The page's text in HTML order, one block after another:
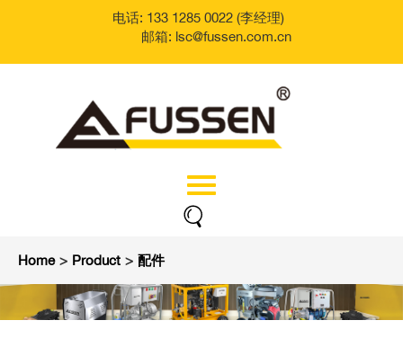
电话: 133 1285 0022 (李经理)
邮箱: lsc@fussen.com.cn
Home > Product > 配件